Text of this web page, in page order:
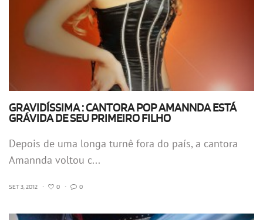
GRAVIDÍSSIMA : CANTORA POP AMANNDA ESTÁ
GRÁVIDA DE SEU PRIMEIRO FILHO
Depois de uma longa turnê fora do país, a cantora
Amannda voltou c...
SET 3, 2012 • 0 • 0